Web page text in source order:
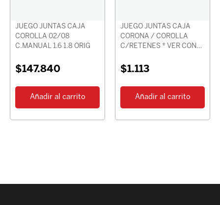
JUEGO JUNTAS CAJA
COROLLA 02/08
C.MANUAL 1.6 1.8 ORIG
$147.840
Añadir al carrito
JUEGO JUNTAS CAJA
CORONA / COROLLA
C/RETENES * VER CON
$1.113
Añadir al carrito